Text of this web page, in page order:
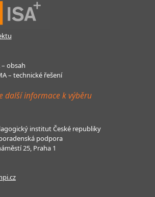
– obsah
– technické řešení
další informace k výběru
institut České republiky
podpora
25, Praha 1